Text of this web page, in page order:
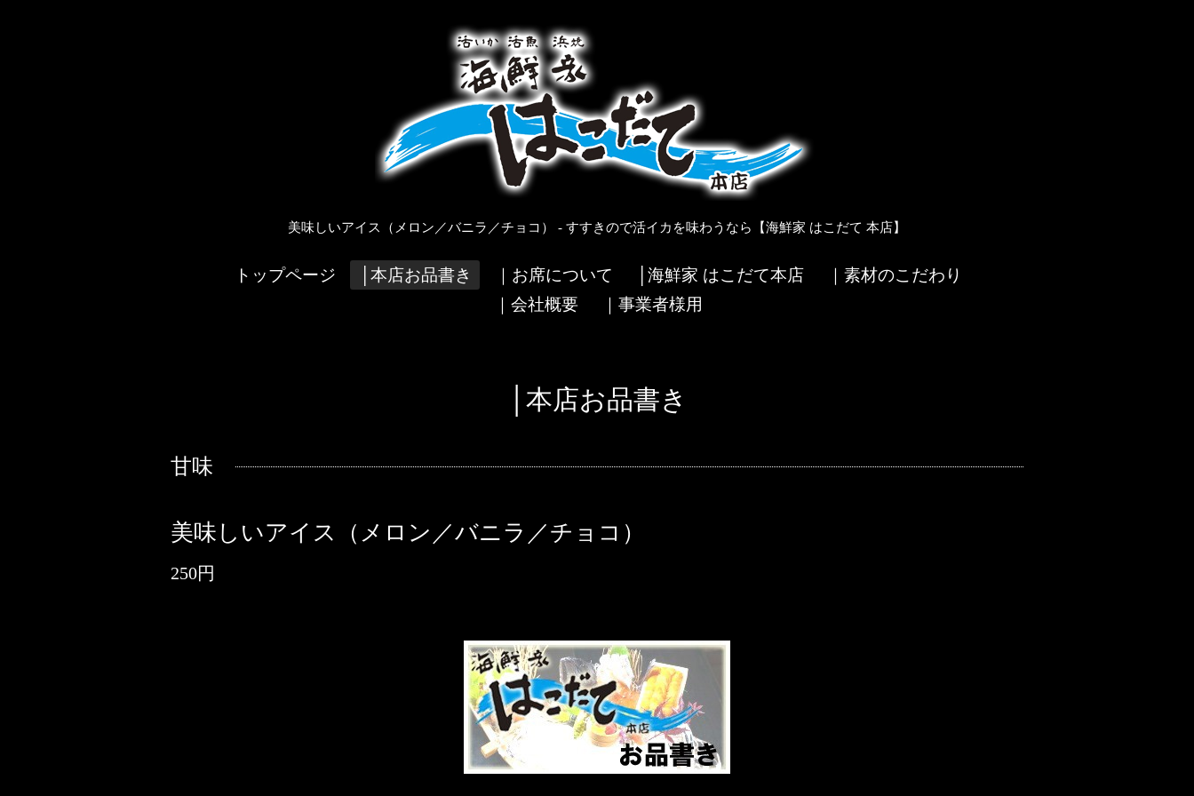
美味しいアイス（メロン／バニラ／チョコ） - すすきので活イカを味わうなら【海鮮家 はこだて 本店】
トップページ │本店お品書き ｜お席について │海鮮家 はこだて本店
｜素材のこだわり
｜会社概要
｜事業者様用
│本店お品書き
甘味
美味しいアイス（メロン／バニラ／チョコ）
250円